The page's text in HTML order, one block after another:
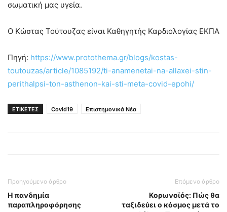
σωματική μας υγεία.
Ο Κώστας Τούτουζας είναι Καθηγητής Καρδιολογίας ΕΚΠΑ
Πηγή: https://www.protothema.gr/blogs/kostas-
toutouzas/article/1085192/ti-anamenetai-na-allaxei-stin-
perithalpsi-ton-asthenon-kai-sti-meta-covid-epohi/
ΕΤΙΚΕΤΕΣ Covid19 Επιστημονικά Νέα
Προηγούμενο άρθρο
Η πανδημία
παραπληροφόρησης
Επόμενο άρθρο
Κορωνοϊός: Πώς θα
ταξιδεύει ο κόσμος μετά το